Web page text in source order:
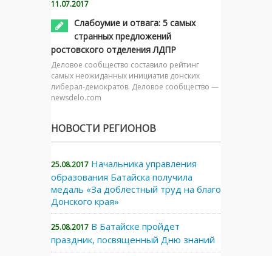
11.07.2017
Слабоумие и отвага: 5 самых
странных предложений
ростовского отделения ЛДПР
Деловое сообщество составило рейтинг
самых неожиданных инициатив донских
либерал-демократов. Деловое сообщество —
newsdelo.com
НОВОСТИ РЕГИОНОВ
25.08.2017 Начальника управления
образования Батайска получила
медаль «За доблестный труд на благо
Донского края»
25.08.2017 В Батайске пройдет
праздник, посвященный Дню знаний